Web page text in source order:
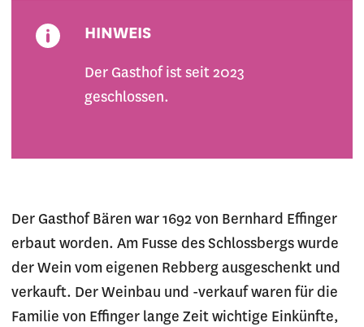
HINWEIS
Der Gasthof ist seit 2023
geschlossen.
Der Gasthof Bären war 1692 von Bernhard Effinger
erbaut worden. Am Fusse des Schlossbergs wurde
der Wein vom eigenen Rebberg ausgeschenkt und
verkauft. Der Weinbau und -verkauf waren für die
Familie von Effinger lange Zeit wichtige Einkünfte,